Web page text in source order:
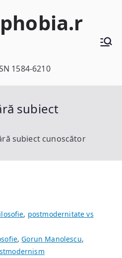
1584-6210
subiect
subiect cunoscător
, postmodernitate vs
,Gorun Manolescu,